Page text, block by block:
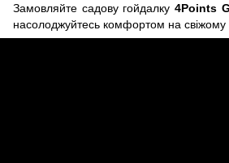
Замовляйте садову гойдалку4Points
насолоджуйтесь комфортом на свіжому